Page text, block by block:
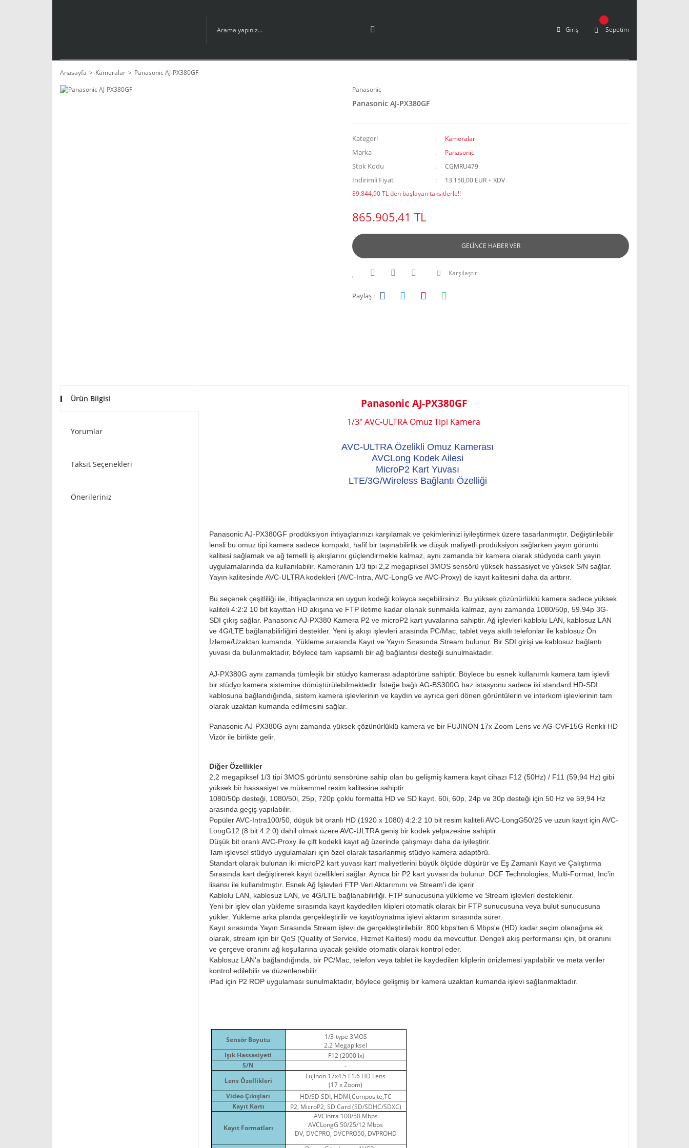
Giriş Sepetim
Anasayfa Kameralar
Panasonic AJ-PX380GF
Panasonic
Panasonic AJ-PX380GF
Kategori Kameralar
Marka Panasonic
Stok Kodu CGMRU479
İndirimli Fiyat
13.150,00 EUR + KDV
89.844,90 TL den başlayan taksitlerle!!
865.905,41 TL
GELİNCE HABER VER
Karşılaştır
Paylaş :
Ürün Bilgisi
Yorumlar
Taksit Seçenekleri
Önerileriniz
Panasonic AJ-PX380GF
1/3" AVC-ULTRA Omuz Tipi Kamera
AVC-ULTRA Özelikli Omuz Kamerası
AVCLong Kodek Ailesi
MicroP2 Kart Yuvası
LTE/3G/Wireless Bağlantı Özelliği
Panasonic AJ-PX380GF prodüksiyon ihtiyaçlarınızı karşılamak ve çekimlerinizi iyileştirmek üzere tasarlanmıştır. Değiştirilebilir
lensli bu omuz tipi kamera sadece kompakt, hafif bir taşınabilirlik ve düşük maliyetli prodüksiyon sağlarken yayın görüntü
kalitesi sağlamak ve ağ temelli iş akışlarını güçlendirmekle kalmaz, aynı zamanda bir kamera olarak stüdyoda canlı yayın
uygulamalarında da kullanılabilir. Kameranın 1/3 tipi 2,2 megapiksel 3MOS sensörü yüksek hassasiyet ve yüksek S/N sağlar.
Yayın kalitesinde AVC-ULTRA kodekleri (AVC-Intra, AVC-LongG ve AVC-Proxy) de kayıt kalitesini daha da arttırır.
Bu seçenek çeşitliliği ile, ihtiyaçlarınıza en uygun kodeği kolayca seçebilirsiniz. Bu yüksek çözünürlüklü kamera sadece yüksek
kaliteli 4:2:2 10 bit kayıttan HD akışına ve FTP iletime kadar olanak sunmakla kalmaz, aynı zamanda 1080/50p, 59.94p 3G-
SDI çıkış sağlar. Panasonic AJ-PX380 Kamera P2 ve microP2 kart yuvalarına sahiptir. Ağ işlevleri kablolu LAN, kablosuz LAN
ve 4G/LTE bağlanabilirliğini destekler. Yeni iş akışı işlevleri arasında PC/Mac, tablet veya akıllı telefonlar ile kablosuz Ön
İzleme/Uzaktan kumanda, Yükleme sırasında Kayıt ve Yayın Sırasında Stream bulunur. Bir SDI girişi ve kablosuz bağlantı
yuvası da bulunmaktadır, böylece tam kapsamlı bir ağ bağlantısı desteği sunulmaktadır.
AJ-PX380G aynı zamanda tümleşik bir stüdyo kamerası adaptörüne sahiptir. Böylece bu esnek kullanımlı kamera tam işlevli
bir stüdyo kamera sistemine dönüştürülebilmektedir. İsteğe bağlı AG-BS300G baz istasyonu sadece iki standard HD-SDI
kablosuna bağlandığında, sistem kamera işlevlerinin ve kaydın ve ayrıca geri dönen görüntülerin ve interkom işlevlerinin tam
olarak uzaktan kumanda edilmesini sağlar.
Panasonic AJ-PX380G aynı zamanda yüksek çözünürlüklü kamera ve bir FUJINON 17x Zoom Lens ve AG-CVF15G Renkli HD
Vizör ile birlikte gelir.
Diğer Özellikler
2,2 megapiksel 1/3 tipi 3MOS görüntü sensörüne sahip olan bu gelişmiş kamera kayıt cihazı F12 (50Hz) / F11 (59,94 Hz) gibi
yüksek bir hassasiyet ve mükemmel resim kalitesine sahiptir.
1080/50p desteği, 1080/50i, 25p, 720p çoklu formatta HD ve SD kayıt. 60i, 60p, 24p ve 30p desteği için 50 Hz ve 59,94 Hz
arasında geçiş yapılabilir.
Popüler AVC-Intra100/50, düşük bit oranlı HD (1920 x 1080) 4:2:2 10 bit resim kaliteli AVC-LongG50/25 ve uzun kayıt için AVC-
LongG12 (8 bit 4:2:0) dahil olmak üzere AVC-ULTRA geniş bir kodek yelpazesine sahiptir.
Düşük bit oranlı AVC-Proxy ile çift kodekli kayıt ağ üzerinde çalışmayı daha da iyileştirir.
Tam işlevsel stüdyo uygulamaları için özel olarak tasarlanmış stüdyo kamera adaptörü.
Standart olarak bulunan iki microP2 kart yuvası kart maliyetlerini büyük ölçüde düşürür ve Eş Zamanlı Kayıt ve Çalıştırma
Sırasında kart değiştirerek kayıt özellikleri sağlar. Ayrıca bir P2 kart yuvası da bulunur. DCF Technologies, Multi-Format, Inc'in
lisansı ile kullanılmıştır. Esnek Ağ İşlevleri FTP Veri Aktarımını ve Stream'i de içerir
Kablolu LAN, kablosuz LAN, ve 4G/LTE bağlanabilirliği. FTP sunucusuna yükleme ve Stream işlevleri desteklenir.
Yeni bir işlev olan yükleme sırasında kayıt kaydedilen klipleri otomatik olarak bir FTP sunucusuna veya bulut sunucusuna
yükler. Yükleme arka planda gerçekleştirilir ve kayıt/oynatma işlevi aktarım sırasında sürer.
Kayıt sırasında Yayın Sırasında Stream işlevi de gerçekleştirilebilir. 800 kbps'ten 6 Mbps'e (HD) kadar seçim olanağına ek
olarak, stream için bir QoS (Quality of Service, Hizmet Kalitesi) modu da mevcuttur. Dengeli akış performansı için, bit oranını
ve çerçeve oranını ağ koşullarına uyacak şekilde otomatik olarak kontrol eder.
Kablosuz LAN'a bağlandığında, bir PC/Mac, telefon veya tablet ile kaydedilen kliplerin önizlemesi yapılabilir ve meta veriler
kontrol edilebilir ve düzenlenebilir.
iPad için P2 ROP uygulaması sunulmaktadır, böylece gelişmiş bir kamera uzaktan kumanda işlevi sağlanmaktadır.
Sensör Boyutu
1/3-type 3MOS
2.2 Megapiksel
Işık Hassasiyeti
F12 (2000 lx)
S/N
-
Lens Özellikleri
Fujinon 17x4.5 F1.6 HD Lens
(17 x Zoom)
Video Çıkışları
HD/SD SDI, HDMI,Composite,TC
Kayıt Kartı
P2, MicroP2, SD Card (SD/SDHC/SDXC)
Kayıt Formatları
AVCIntra 100/50 Mbps
AVCLongG 50/25/12 Mbps
DV, DVCPRO, DVCPRO50, DVPROHD